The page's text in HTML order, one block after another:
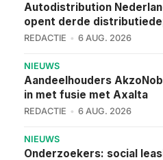
Autodistribution
opent derde
REDACTIE 6 AUG. 2026
NIEUWS
Aandeelhouders
in met fusie met Axalta
REDACTIE 6 AUG. 2026
NIEUWS
Onderzoekers: social